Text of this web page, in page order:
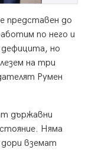
представен до
по него и
но
на три
Румен
държавни
Няма
вземат